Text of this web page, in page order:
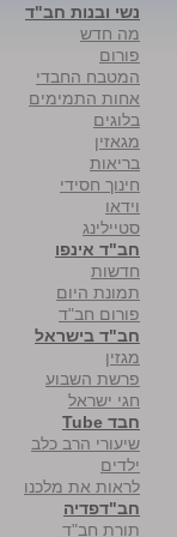
נשי ובנות חב"ד
מה חדש
פורום
המטבח החבדי
אחות התמימים
בלוגים
מגאזין
בריאות
חינוך חסידי
וידאו
סטיילינג
חב"ד אינפו
חדשות
תמונת היום
פורום חב"ד
חב"ד בישראל
מגזין
פרשת השבוע
חגי ישראל
חבד Tube
שיעורי הרב כלב
ילדים
לראות את מלכנו
חב"דפדיה
תורת חב"ד